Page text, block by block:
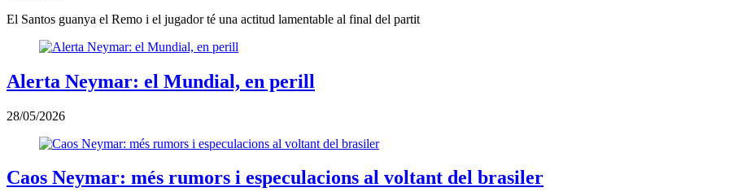
El Santos guanya el Remo i el jugador té una actitud lamentable al final del partit
Alerta Neymar: el Mundial, en perill
28/05/2026
Caos Neymar: més rumors i especulacions al voltant del brasiler